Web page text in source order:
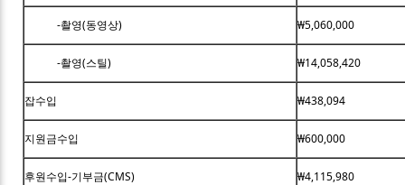
-촬영(동영상) ₩5,060,000
-촬영(스틸) ₩14,058,420
잡수입 ₩438,094
지원금수입 ₩600,000
후원수입-기부금(CMS) ₩4,115,980